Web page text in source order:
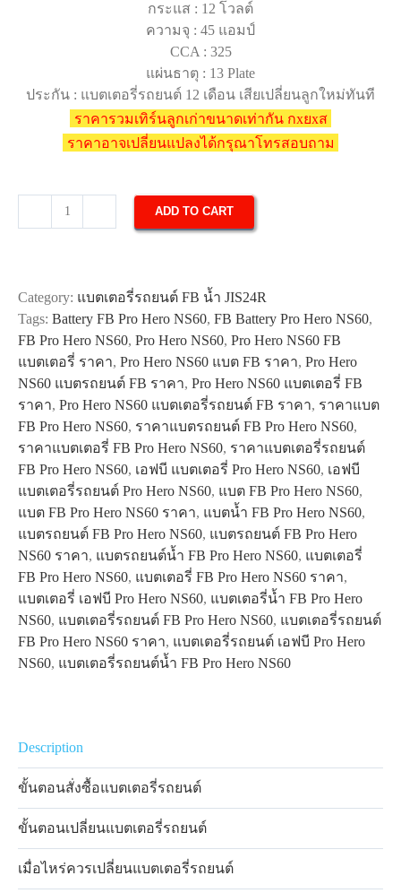
กระแส : 12 โวลต์
ความจุ : 45 แอมป์
CCA : 325
แผ่นธาตุ : 13 Plate
ประกัน : แบตเตอรี่รถยนต์ 12 เดือน เสียเปลี่ยนลูกใหม่ทันที
ราคารวมเทิร์นลูกเก่าขนาดเท่ากัน กxยxส
ราคาอาจเปลี่ยนแปลงได้กรุณาโทรสอบถาม
Hero
NS60
quantity
ADD TO CART
Category: แบตเตอรี่รถยนต์ FB น้ำ JIS24R
Tags: Battery FB Pro Hero NS60, FB Battery Pro Hero NS60,
FB Pro Hero NS60, Pro Hero NS60, Pro Hero NS60 FB
แบตเตอรี่ ราคา, Pro Hero NS60 แบต FB ราคา, Pro Hero
NS60 แบตรถยนต์ FB ราคา, Pro Hero NS60 แบตเตอรี่ FB
ราคา, Pro Hero NS60 แบตเตอรี่รถยนต์ FB ราคา, ราคาแบต
FB Pro Hero NS60, ราคาแบตรถยนต์ FB Pro Hero NS60,
ราคาแบตเตอรี่ FB Pro Hero NS60, ราคาแบตเตอรี่รถยนต์
FB Pro Hero NS60, เอฟบี แบตเตอรี่ Pro Hero NS60, เอฟบี
แบตเตอรี่รถยนต์ Pro Hero NS60, แบต FB Pro Hero NS60,
แบต FB Pro Hero NS60 ราคา, แบตน้ำ FB Pro Hero NS60,
แบตรถยนต์ FB Pro Hero NS60, แบตรถยนต์ FB Pro Hero
NS60 ราคา, แบตรถยนต์น้ำ FB Pro Hero NS60, แบตเตอรี่
FB Pro Hero NS60, แบตเตอรี่ FB Pro Hero NS60 ราคา,
แบตเตอรี่ เอฟบี Pro Hero NS60, แบตเตอรี่น้ำ FB Pro Hero
NS60, แบตเตอรี่รถยนต์ FB Pro Hero NS60, แบตเตอรี่รถยนต์
FB Pro Hero NS60 ราคา, แบตเตอรี่รถยนต์ เอฟบี Pro Hero
NS60, แบตเตอรี่รถยนต์น้ำ FB Pro Hero NS60
Description
ขั้นตอนสั่งซื้อแบตเตอรี่รถยนต์
ขั้นตอนเปลี่ยนแบตเตอรี่รถยนต์
เมื่อไหร่ควรเปลี่ยนแบตเตอรี่รถยนต์